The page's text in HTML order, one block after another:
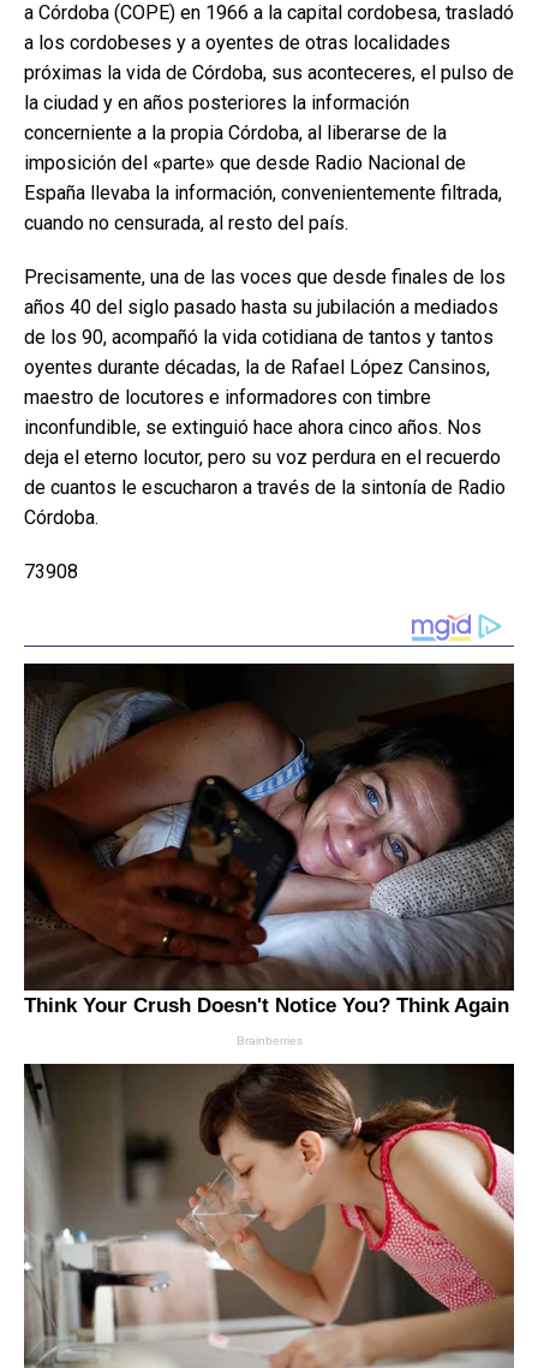
a Córdoba (COPE) en 1966 a la capital cordobesa, trasladó
a los cordobeses y a oyentes de otras localidades
próximas la vida de Córdoba, sus aconteceres, el pulso de
la ciudad y en años posteriores la información
concerniente a la propia Córdoba, al liberarse de la
imposición del «parte» que desde Radio Nacional de
España llevaba la información, convenientemente filtrada,
cuando no censurada, al resto del país.
Precisamente, una de las voces que desde finales de los
años 40 del siglo pasado hasta su jubilación a mediados
de los 90, acompañó la vida cotidiana de tantos y tantos
oyentes durante décadas, la de Rafael López Cansinos,
maestro de locutores e informadores con timbre
inconfundible, se extinguió hace ahora cinco años. Nos
deja el eterno locutor, pero su voz perdura en el recuerdo
de cuantos le escucharon a través de la sintonía de Radio
Córdoba.
73908